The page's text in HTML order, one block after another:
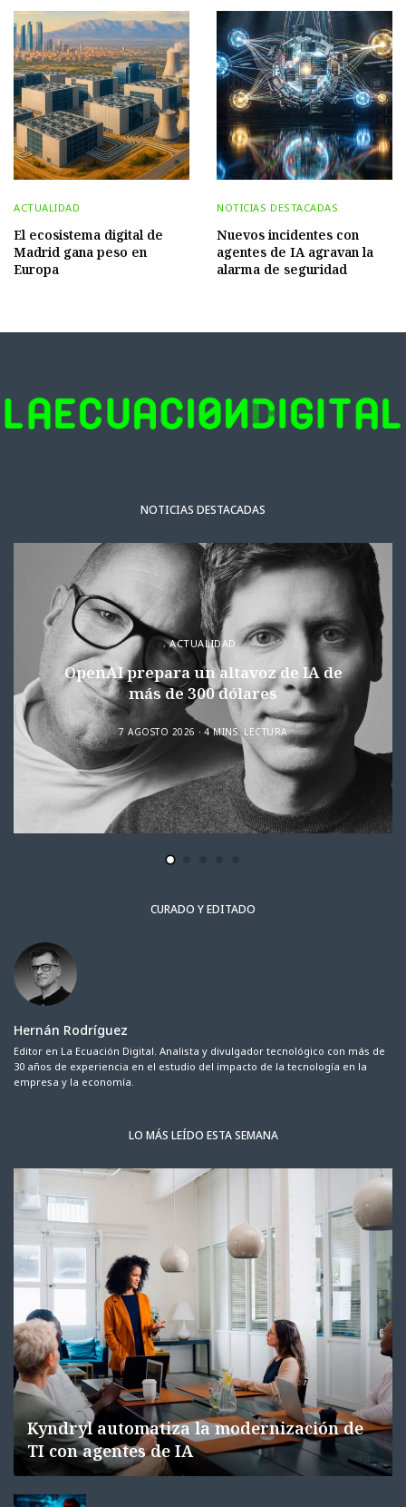
ACTUALIDAD
El ecosistema digital de
Madrid gana peso en
Europa
NOTICIAS DESTACADAS
Nuevos incidentes con
agentes de IA agravan la
alarma de seguridad
NOTICIAS DESTACADAS
ACTUALIDAD
OpenAI prepara un altavoz de IA de
más de 300 dólares
7 AGOSTO 2026 4 MINS. LECTURA
CURADO Y EDITADO
Hernán Rodríguez
Editor en La Ecuación Digital. Analista y divulgador tecnológico con más de
30 años de experiencia en el estudio del impacto de la tecnología en la
empresa y la economía.
LO MÁS LEÍDO ESTA SEMANA
Kyndryl automatiza la modernización de
TI con agentes de IA